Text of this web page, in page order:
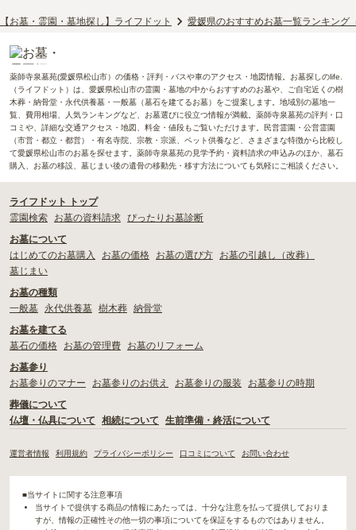
【お墓・霊園・墓地探し】ライフドット 愛媛県のおすすめお墓一覧ランキング
薬師寺泉墓苑(愛媛県松山市）の価格・評判・バスや車のアクセス・地図情報。お墓探しのlife.
（ライフドット）は、愛媛県松山市の霊園・墓地の中からおすすめのお墓や、ご自宅近くの樹
木葬・納骨堂・永代供養墓・一般墓（墓石を建てるお墓）をご提案します。地域別の墓地一
覧、費用相場、人気ランキングなど、お墓選びに役立つ情報が満載。薬師寺泉墓苑の評判・口
コミや、詳細な交通アクセス・地図、料金・値段もご覧いただけます。民営霊園・公営霊園
（市営・都立・都営）・有名寺院、宗教・宗派、ペット供養など、さまざまな特徴から比較し
て愛媛県松山市のお墓を探せます。薬師寺泉墓苑の見学予約・資料請求の申込みのほか、墓石
購入、お墓の移設、墓じまい後の遺骨の移動先・移す方法についても気軽にご相談ください。
ライフドット トップ
霊園検索
お墓の資料請求 ぴったりお墓診断
お墓について
はじめてのお墓購入
お墓の価格 お墓の選び方
お墓の引越し（改葬）
墓じまい
お墓の種類
一般墓
永代供養墓 樹木葬 納骨堂
お墓を建てる
墓石の価格
お墓の管理費
お墓のリフォーム
お墓参り
お墓参りのマナー
お墓参りのお供え お墓参りの服装
お墓参りの時期
葬儀について
仏壇・仏具について
相続について 生前準備・終活について
運営者情報 利用規約 プライバシーポリシー 口コミについて お問い合わせ
■当サイトに関する注意事項
当サイトで提供する商品の情報にあたっては、十分な注意を払って提供しておりま
すが、情報の正確性その他一切の事項についてを保証をするものではありません。